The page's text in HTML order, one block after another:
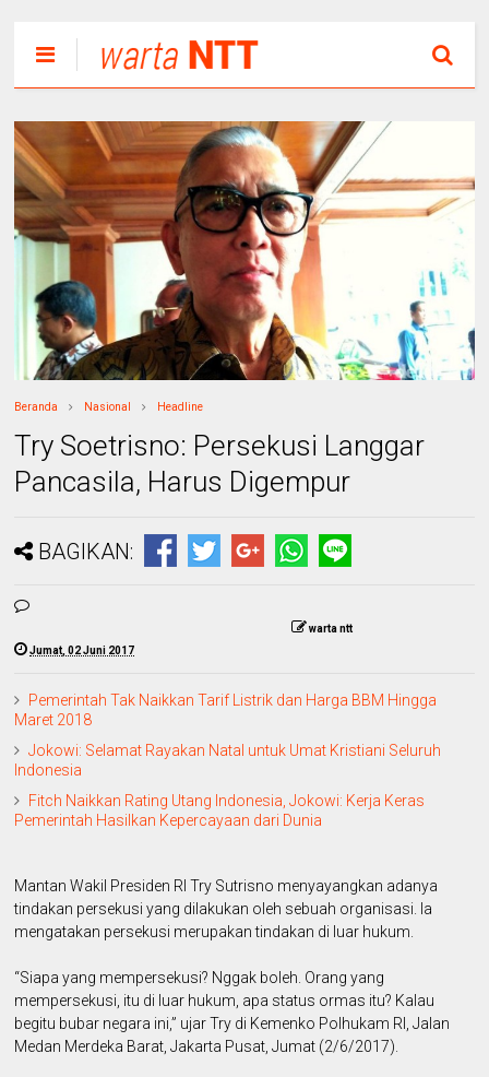
Beranda Nasional Headline
Try Soetrisno: Persekusi Langgar
Pancasila, Harus Digempur
BAGIKAN:
warta ntt
Jumat, 02 Juni 2017
Pemerintah Tak Naikkan Tarif Listrik dan Harga BBM Hingga
Maret 2018
Jokowi: Selamat Rayakan Natal untuk Umat Kristiani Seluruh
Indonesia
Fitch Naikkan Rating Utang Indonesia, Jokowi: Kerja Keras
Pemerintah Hasilkan Kepercayaan dari Dunia
Mantan Wakil Presiden RI Try Sutrisno menyayangkan adanya
tindakan persekusi yang dilakukan oleh sebuah organisasi. Ia
mengatakan persekusi merupakan tindakan di luar hukum.
“Siapa yang mempersekusi? Nggak boleh. Orang yang
mempersekusi, itu di luar hukum, apa status ormas itu? Kalau
begitu bubar negara ini,” ujar Try di Kemenko Polhukam RI, Jalan
Medan Merdeka Barat, Jakarta Pusat, Jumat (2/6/2017).